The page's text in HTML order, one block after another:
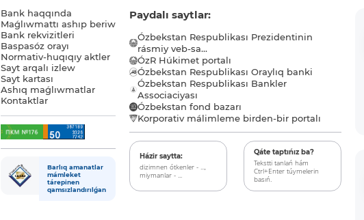
Bank haqqında
Maǵlıwmattı ashıp beriw
Bank rekvizitleri
Baspasóz orayı
Normativ-huqıqıy aktler
Sayt arqalı izlew
Sayt kartası
Ashıq maǵlıwmatlar
Kontaktlar
Barlıq amanatlar
mámleket
tárepinen
qamsızlandırılǵan
Paydalı saytlar:
Ózbekstan Respublikası Prezidentinin
rásmiy veb-sa...
ÓzR Húkimet portalı
Ózbekstan Respublikası Oraylıq banki
Ózbekstan Respublikası Bankler
Associaciyası
Ózbekstan fond bazarı
Korporativ málimleme birden-bir portalı
Házir saytta:
dizimnen ótkenler - ...,
miymanlar - ...
Qáte taptıńız ba?
Tekstti tanlań hám
Ctrl+Enter túymelerin
basıń.